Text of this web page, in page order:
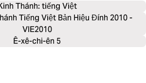
Thánh: tiếng Việt
Tiếng Việt Bản Hiệu Đính 2010 -
VIE2010
Ê-xê-chi-ên 5